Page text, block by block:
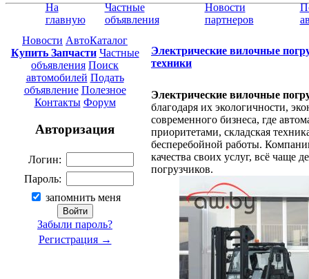
На
главную
Частные
объявления
Новости
партнеров
Новости АвтоКаталог
Купить Запчасти Частные
объявления Поиск
автомобилей Подать
объявление Полезное
Контакты Форум
Авторизация
Логин:
Пароль:
запомнить меня
Забыли пароль?
Регистрация →
Электрические вилочные
техники
Электрические вилочные
благодаря их экологичности,
современного бизнеса, где
приоритетами, складская
бесперебойной работы.
качества своих услуг, всё чаще
погрузчиков.